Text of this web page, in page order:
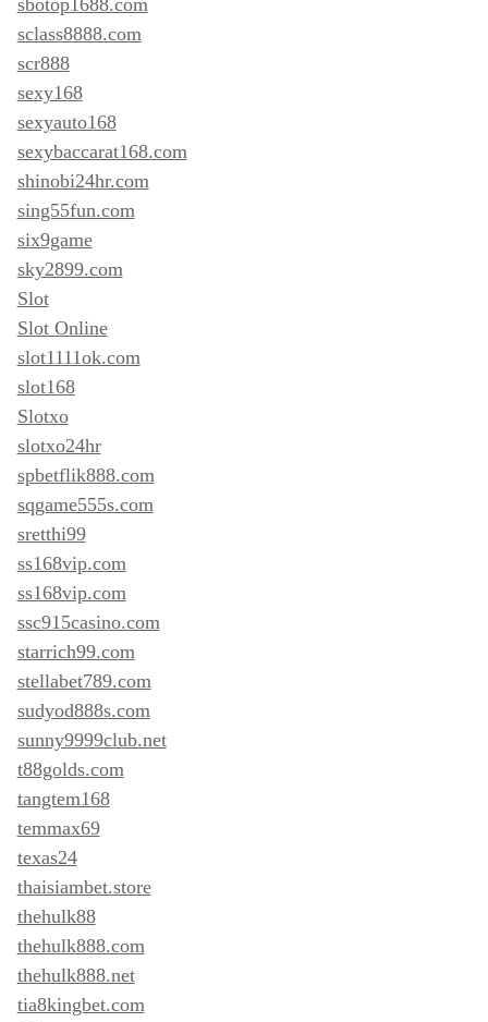
sbotop1688.com
sclass8888.com
scr888
sexy168
sexyauto168
sexybaccarat168.com
shinobi24hr.com
sing55fun.com
six9game
sky2899.com
Slot
Slot Online
slot1111ok.com
slot168
Slotxo
slotxo24hr
spbetflik888.com
sqgame555s.com
sretthi99
ss168vip.com
ss168vip.com
ssc915casino.com
starrich99.com
stellabet789.com
sudyod888s.com
sunny9999club.net
t88golds.com
tangtem168
temmax69
texas24
thaisiambet.store
thehulk88
thehulk888.com
thehulk888.net
tia8kingbet.com